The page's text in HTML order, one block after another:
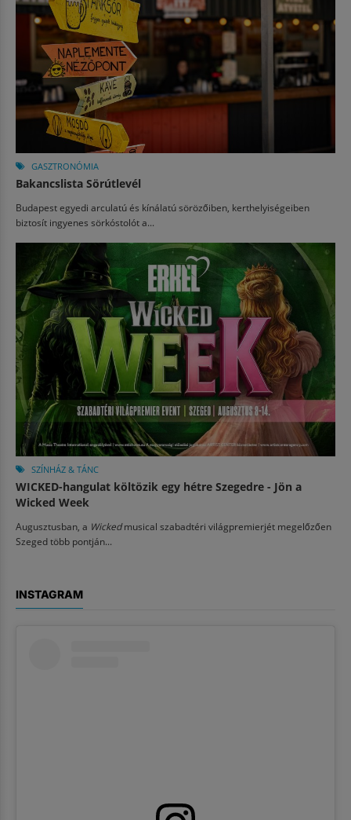
GASZTRONÓMIA
Bakancslista Sörútlevél
Budapest egyedi arculatú és kínálatú sörözőiben, kerthelyiségeiben
biztosít ingyenes sörkóstolót a...
SZÍNHÁZ & TÁNC
WICKED-hangulat költözik egy hétre Szegedre - Jön a
Wicked Week
Augusztusban, a Wickedmusical szabadtéri világpremierjét megelőzően
Szeged több pontján...
INSTAGRAM